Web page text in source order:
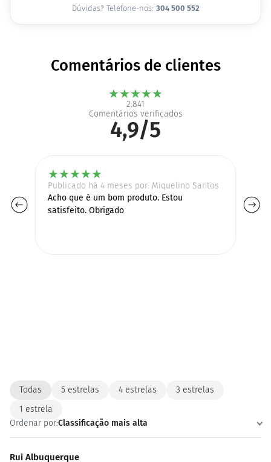
Dúvidas? Telefone-nos: 304 500 552
Comentários de clientes
★★★★★
2.841
Comentários verificados
4,9/5
★★★★★
Publicado há 4 meses por: Miquelino Santos
Acho que é um bom produto. Estou
satisfeito. Obrigado
Todas 5 estrelas 4 estrelas
3 estrelas
1 estrela
Ordenar por:Classificação mais alta
Rui Albuquerque